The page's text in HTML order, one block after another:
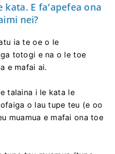
E faʻapefea ona
nei?
ia te oe o le
totogi e na o le toe
e mafai ai.
talaina i le kata le
o lau tupe teu (e oo
muamua e mafai ona toe